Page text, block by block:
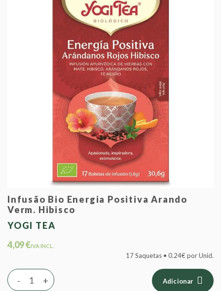
Infusão Bio Energia Positiva Arando
Verm. Hibisco
YOGI TEA
4,09 €IVA INCL.
17 Saquetas • 0.24€ por Unid.
+
- Adicionar